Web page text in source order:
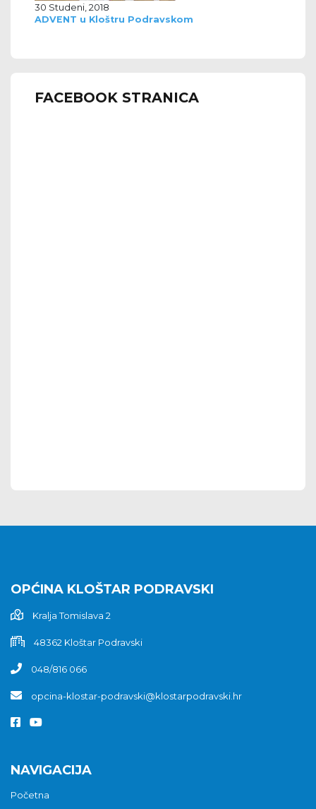
30 Studeni, 2018
ADVENT u Kloštru Podravskom
FACEBOOK STRANICA
OPĆINA KLOŠTAR PODRAVSKI
Kralja Tomislava 2
48362 Kloštar Podravski
048/816 066
opcina-klostar-podravski@klostarpodravski.hr
NAVIGACIJA
Početna